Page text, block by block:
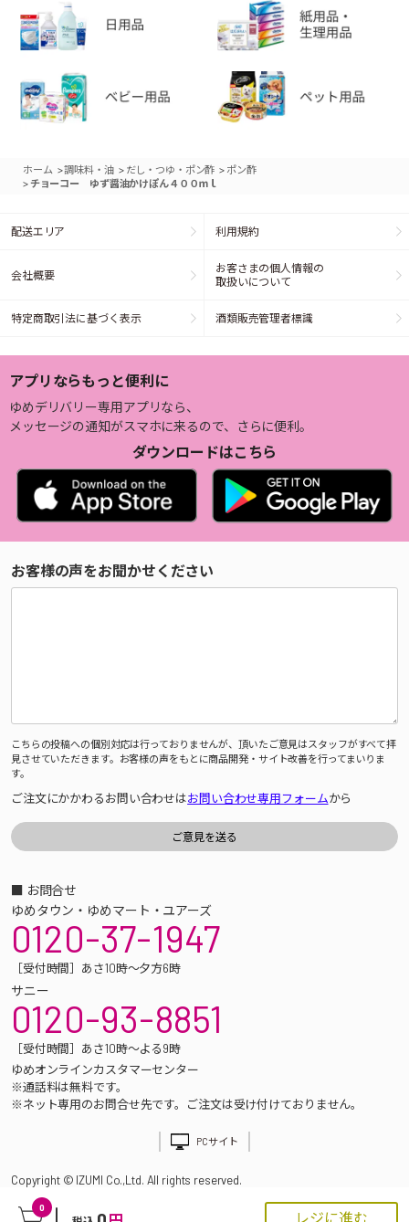
0
レジに進む
ホーム >調味料・油 > だし・つゆ・ポン酢 > ポン酢
>チョーコー ゆず醤油かけぽん４００ｍｌ
配送エリア 利用規約
会社概要
お客さまの個人情報の
取扱いについて
特定商取引法に基づく表示 酒類販売管理者標識
アプリならもっと便利に
ゆめデリバリー専用アプリなら、
メッセージの通知がスマホに来るので、さらに便利。
ダウンロードはこちら
お客様の声をお聞かせください
こちらの投稿への個別対応は行っておりませんが、頂いたご意見はスタッフがすべて拝
見させていただきます。お客様の声をもとに商品開発・サイト改善を行ってまいりま
す。
ご注文にかかわるお問い合わせはお問い合わせ専用フォームから
■ お問合せ
ゆめタウン・ゆめマート・ユアーズ
0120-37-1947
［受付時間］あさ10時～夕方6時
サニー
0120-93-8851
［受付時間］あさ10時～よる9時
ゆめオンラインカスタマーセンター
※通話料は無料です。
※ネット専用のお問合せ先です。ご注文は受け付けておりません。
PCサイト
Copyright © IZUMI Co.,Ltd. All rights reserved.